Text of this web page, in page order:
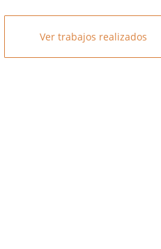
Ver trabajos realizados